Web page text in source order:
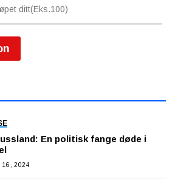
En politisk fange døde i
16, 2024